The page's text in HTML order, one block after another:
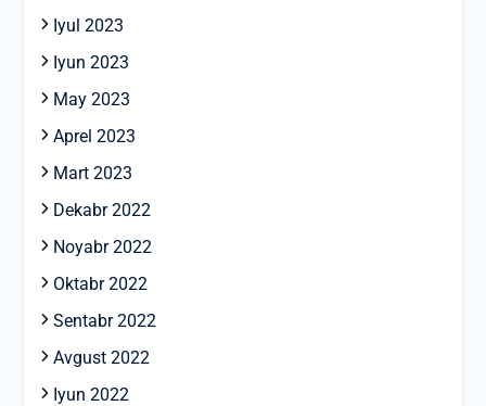
Iyul 2023
Iyun 2023
May 2023
Aprel 2023
Mart 2023
Dekabr 2022
Noyabr 2022
Oktabr 2022
Sentabr 2022
Avgust 2022
Iyun 2022